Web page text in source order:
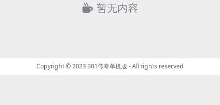
暂无内容
Copyright © 2023301传奇单机版 - All rights reserved